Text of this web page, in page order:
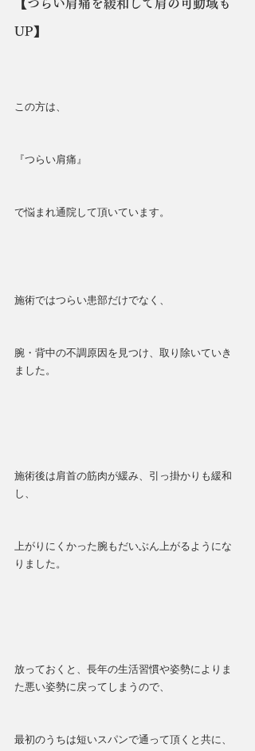
【つらい肩痛を緩和して肩の可動域も
UP】
この方は、
『つらい肩痛』
で悩まれ通院して頂いています。
施術ではつらい患部だけでなく、
腕・背中の不調原因を見つけ、取り除いていき
ました。
施術後は肩首の筋肉が緩み、引っ掛かりも緩和
し、
上がりにくかった腕もだいぶん上がるようにな
りました。
放っておくと、長年の生活習慣や姿勢によりま
た悪い姿勢に戻ってしまうので、
最初のうちは短いスパンで通って頂くと共に、